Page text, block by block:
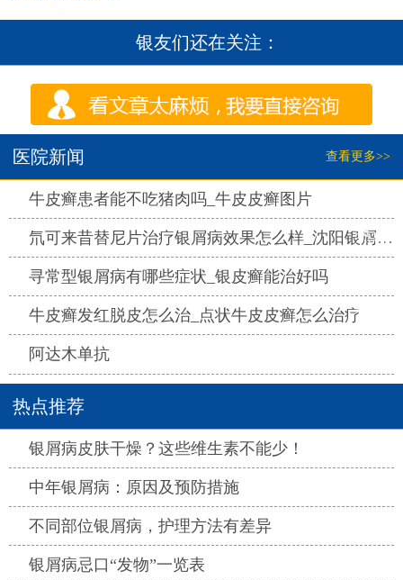
银友们还在关注：
医院新闻 查看更多>>
牛皮癣患者能不吃猪肉吗_牛皮皮癣图片
氘可来昔替尼片治疗银屑病效果怎么样_沈阳银屑病医院哪家好
热点
寻常型银屑病有哪些症状_银皮癣能治好吗
牛皮癣发红脱皮怎么治_点状牛皮皮癣怎么治疗热点
阿达木单抗
热点推荐
银屑病皮肤干燥？这些维生素不能少！
中年银屑病：原因及预防措施
不同部位银屑病，护理方法有差异
银屑病忌口“发物”一览表